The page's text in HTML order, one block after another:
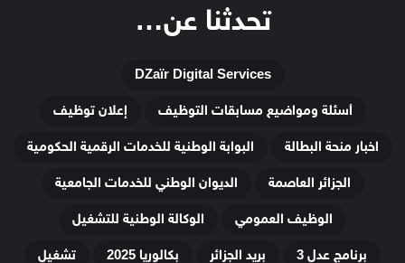
تحدثنا عن…
DZaïr Digital Services
أسئلة ومواضيع مسابقات التوظيف
إعلان توظيف
اخبار منحة البطالة
البوابة الوطنية للخدمات الرقمية الحكومية
الجزائر العاصمة
الديوان الوطني للخدمات الجامعية
الوظيف العمومي
الوكالة الوطنية للتشغيل
برنامج عدل 3
بريد الجزائر بكالوريا 2025
تشغيل